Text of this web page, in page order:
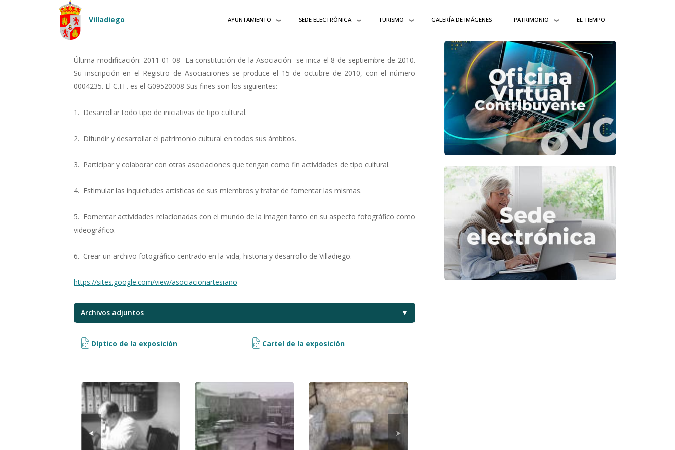
Pasar al contenido principal
Villadiego AYUNTAMIENTO SEDE ELECTRÓNICA TURISMO GALERÍA DE IMÁGENES PATRIMONIO EL TIEMPO
Última modificación: 2011-01-08 La constitución de la Asociación se inica el 8 de septiembre de 2010.
Su inscripción en el Registro de Asociaciiones se produce el 15 de octubre de 2010, con el número
0004235. El C.I.F. es el G09520008 Sus fines son los siguientes:
1. Desarrollar todo tipo de iniciativas de tipo cultural.
2. Difundir y desarrollar el patrimonio cultural en todos sus ámbitos.
3. Participar y colaborar con otras asociaciones que tengan como fin actividades de tipo cultural.
4. Estimular las inquietudes artísticas de sus miembros y tratar de fomentar las mismas.
5. Fomentar actividades relacionadas con el mundo de la imagen tanto en su aspecto fotográfico como
videográfico.
6. Crear un archivo fotográfico centrado en la vida, historia y desarrollo de Villadiego.
https://sites.google.com/view/asociacionartesiano
Archivos adjuntos ▼
Díptico de la exposición Cartel de la exposición
⮜ ⮞